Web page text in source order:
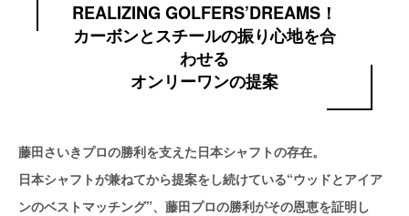
REALIZING GOLFERS’DREAMS！
カーボンとスチールの振り心地を合
わせる
オンリーワンの提案
藤田さいきプロの勝利を支えた日本シャフトの存在。
日本シャフトが兼ねてから提案をし続けている“ウッドとアイア
ンのベストマッチング”、藤田プロの勝利がその恩恵を証明し